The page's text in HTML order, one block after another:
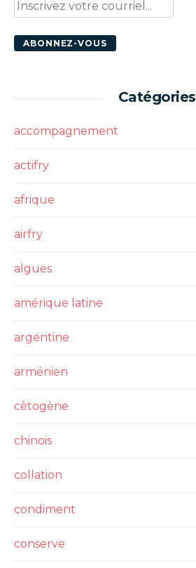
Catégories
accompagnement
actifry
afrique
airfry
algues
amérique latine
argentine
arménien
cètogène
chinois
collation
condiment
conserve